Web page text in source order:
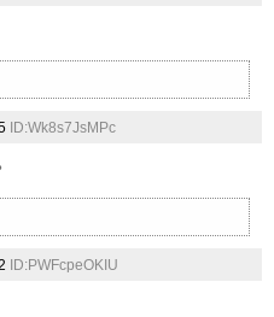
ID:Wk8s7JsMPc
ID:PWFcpeOKIU